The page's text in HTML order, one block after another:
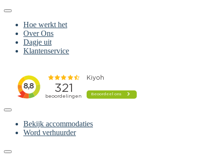
Hoe werkt het
Over Ons
Dagje uit
Klantenservice
Bekijk accommodaties
Word verhuurder